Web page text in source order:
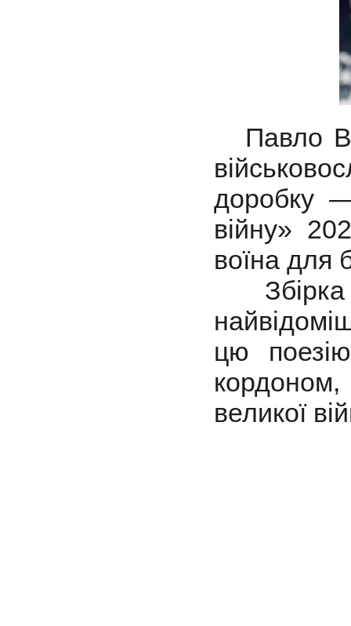
Павло
доробку
війну»
воїна для
Збірка
цю
великої